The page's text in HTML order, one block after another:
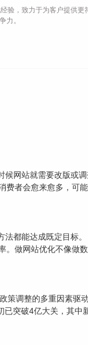
验，致力于为客户提供更
力。
网站就需要改版或调
费者会愈来愈多，可
都能达成既定目标。
。做网站优化不像做
策调整的多重因素驱
已突破4亿大关，其中